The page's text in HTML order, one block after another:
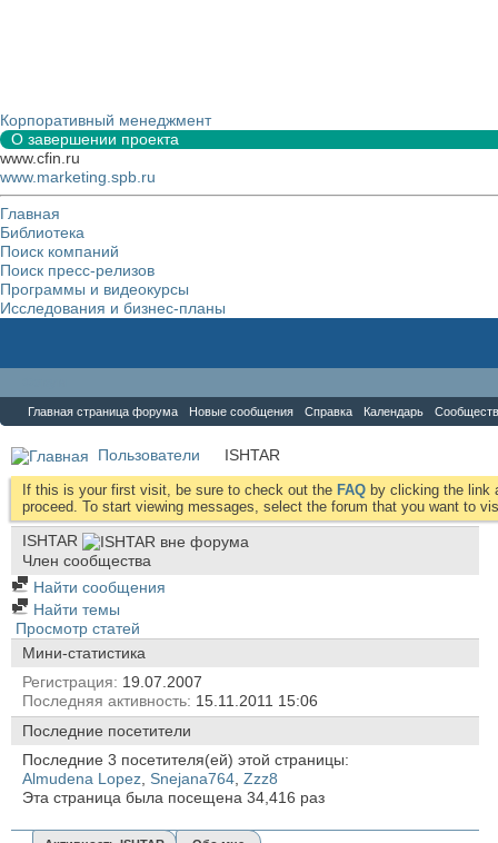
Корпоративный менеджмент
О завершении проекта
www.cfin.ru
www.marketing.spb.ru
Главная
Библиотека
Поиск компаний
Поиск пресс-релизов
Программы и видеокурсы
Исследования и бизнес-планы
Главная страница форума Новые сообщения Справка Календарь
Пользователи ISHTAR
If this is your first visit, be sure to check out the FAQ by clicking the link
proceed. To start viewing messages, select the forum that you want to
ISHTAR
Член сообщества
Найти сообщения
Найти темы
Просмотр статей
Мини-статистика
Регистрация
19.07.2007
Последняя активность 15.11.2011 15:06
Последние посетители
Последние 3 посетителя(ей) этой страницы:
Almudena Lopez Snejana764 Zzz8
Эта страница была посещена 34,416 раз